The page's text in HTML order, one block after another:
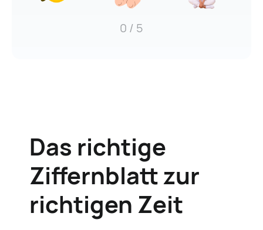
0 / 5
Das richtige
Ziffernblattzur
richtigen Zeit